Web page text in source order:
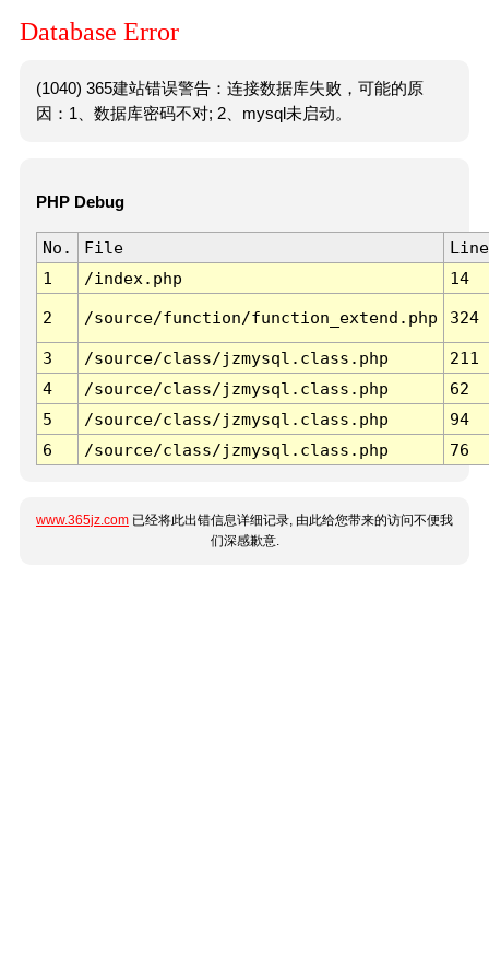
Database Error
(1040) 365建站错误警告：连接数据库失败，可能的原
因：1、数据库密码不对; 2、mysql未启动。
PHP Debug
No. File
Line
1
/index.php 14
2 /source/function/function_extend.php 324
3 /source/class/jzmysql.class.php
211
4
/source/class/jzmysql.class.php
62
5
/source/class/jzmysql.class.php
94
6
/source/class/jzmysql.class.php 76
www.365jz.com 已经将此出错信息详细记录, 由此给您带来的访问不便我
们深感歉意.